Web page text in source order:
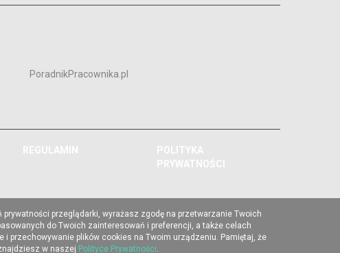
PoradnikPracownika.pl
REGULAMIN
POLITYKA
PRYWATNOŚCI
przeglądarki, wyrażasz zgodę na przetwarzanie Twoich
do Twoich zainteresowań i preferencji, a także celach
i przechowywanie plików cookies na Twoim urządzeniu. Pamiętaj, że
w naszej Polityce Prywatności